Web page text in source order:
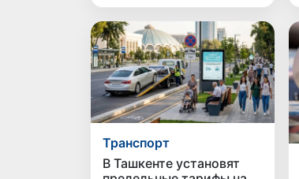
Транспорт
В Ташкенте установят